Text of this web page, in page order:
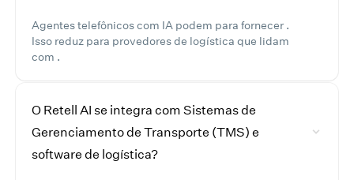
Agentes telefônicos com IA podem para fornecer .
Isso reduz para provedores de logística que lidam
com .
O Retell AI se integra com Sistemas de
Gerenciamento de Transporte (TMS) e
software de logística?